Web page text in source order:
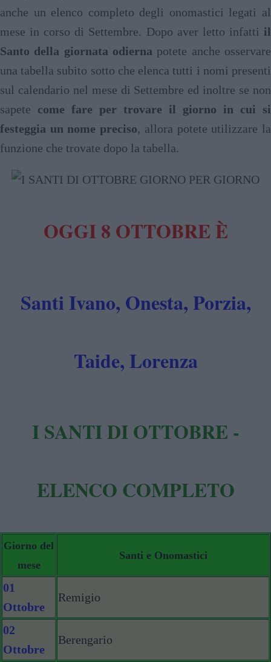
anche un elenco completo degli onomastici legati al
mese in corso di Settembre. Dopo aver letto infatti il
Santo della giornata odierna potete anche osservare
una tabella subito sotto che elenca tutti i nomi presenti
sul calendario nel mese di Settembre ed inoltre se non
sapete come fare per trovare il giorno in cui si
festeggia un nome preciso, allora potete utilizzare la
funzione che trovate dopo la tabella.
OGGI 8 OTTOBRE È
Santi Ivano, Onesta, Porzia,
Taide, Lorenza
I SANTI DI OTTOBRE -
ELENCO COMPLETO
Giorno del
mese
Santi e Onomastici
01
Ottobre
Remigio
02
Ottobre
Berengario